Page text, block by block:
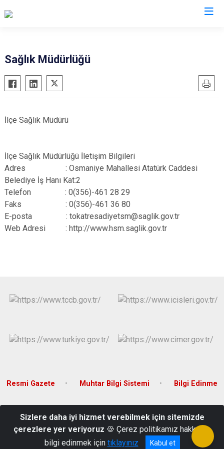
Almus
Artova
Erbaa
Pazar
Sağlık Müdürlüğü
İlçe Sağlık Müdürü
İlçe Sağlık Müdürlüğü İletişim Bilgileri
Adres : Osmaniye Mahallesi Atatürk Caddesi
Belediye İş Hanı Kat:2
Telefon : 0(356)-461 28 29
Faks : 0(356)-461 36 80
E-posta : tokatresadiyetsm@saglik.gov.tr
Web Adresi : http://www.hsm.saglik.gov.tr
Resmi Gazete Muhtar Bilgi Sistemi Bilgi Edinme
Reşadiye / TOKAT
0(356) 461 30 07
Sizlere daha iyi hizmet verebilmek için sitemizde
çerezlere yer veriyoruz 🍪 Çerez politikamız hakkında
bilgi edinmek için tıklayınız Kabul et